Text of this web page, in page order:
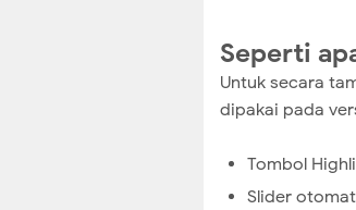
Seperti
Untuk secara
dipakai pada
Tombol
Slider